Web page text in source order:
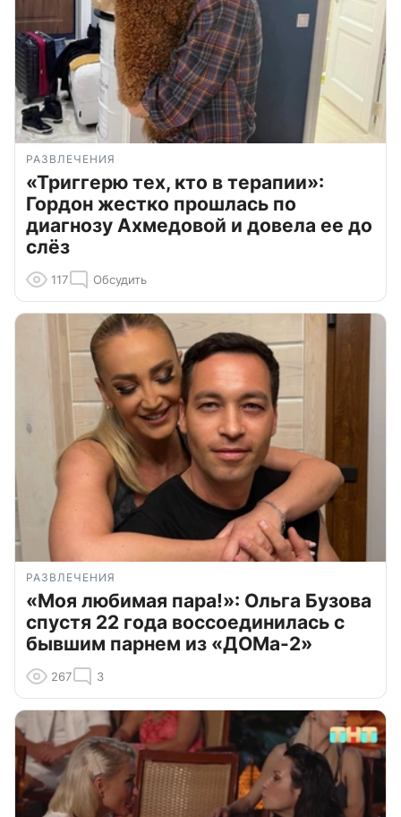
РАЗВЛЕЧЕНИЯ
«Триггерю тех, кто в терапии»:
Гордон жестко прошлась по
диагнозу Ахмедовой и довела ее до
слёз
117 Обсудить
РАЗВЛЕЧЕНИЯ
«Моя любимая пара!»: Ольга Бузова
спустя 22 года воссоединилась с
бывшим парнем из «ДОМа-2»
267 3